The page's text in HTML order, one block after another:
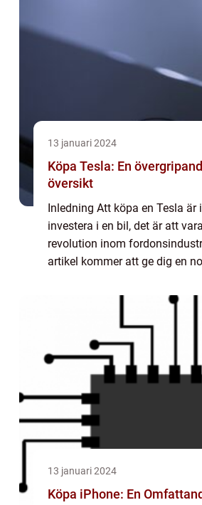
13 januari 2024
Köpa Tesla: En
översikt
Inledning Att köpa en Tesla är
investera i en bil, det är att
revolution inom
artikel kommer att ge dig en
olika modeller, popularitet,
13 januari 2024
Köpa iPhone: En